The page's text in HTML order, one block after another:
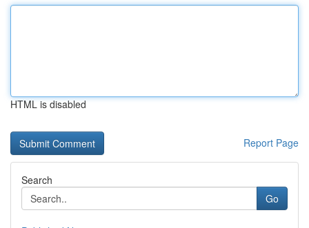
HTML is disabled
Report Page
Search
Go